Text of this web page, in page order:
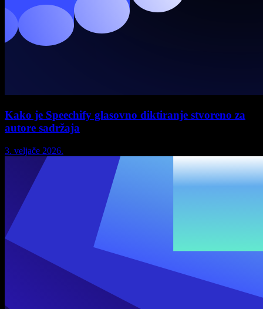
Kako je Speechify glasovno diktiranje stvoreno za
autore sadržaja
3. veljače 2026.